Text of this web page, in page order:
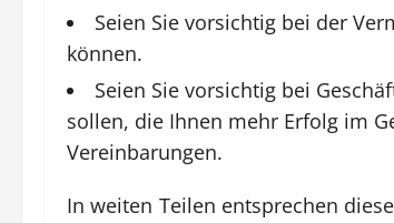
Seien Sie vorsichtig bei der
können.
Seien Sie vorsichtig bei
sollen, die Ihnen mehr Erfolg im
Vereinbarungen.
In weiten Teilen entsprechen